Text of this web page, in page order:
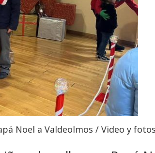
Noel a Valdeolmos / Video y fotos